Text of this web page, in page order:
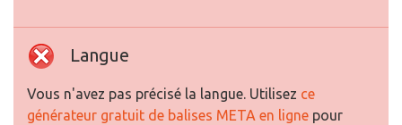
Langue
Vous n'avez pas précisé la langue. Utilisez ce
générateur gratuit de balises META en ligne pour